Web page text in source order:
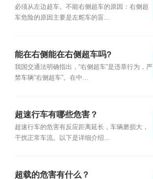
必须从左边超车。不能右侧超车的原因：右侧超
车危险的原因主要是左舵车的盲...
能在右侧能在右侧超车吗?
我国交通法明确指出，“右侧超车”是违章行为，严
禁车辆“右侧超车”。在中...
超速行车有哪些危害？
超速行车的危害有反应距离延长，车辆磨损大，
干扰正常车流。以下是详细介绍...
超载的危害有什么？